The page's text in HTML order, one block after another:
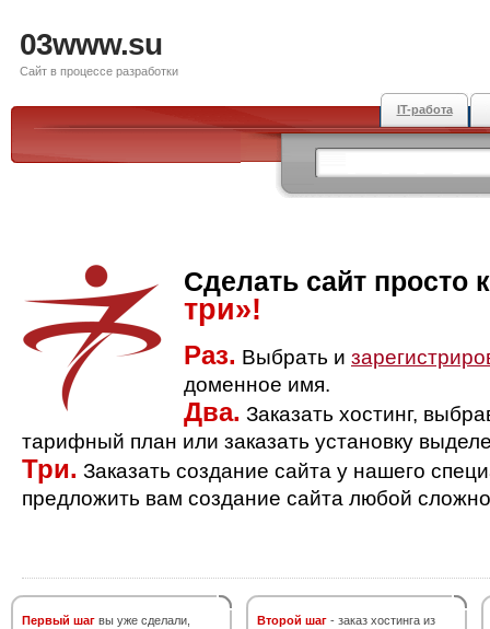
03www.su
Сайт в процессе разработки
IT-работа
Сделать сайт просто
три»!
Раз. Выбрать и
доменное имя.
Два. Заказать хостинг,
тарифный план или заказать установку
Три. Заказать создание сайта у нашего
предложить вам создание сайта любой
Первый шаг вы уже сделали,
Второй шаг - заказ хостинга из